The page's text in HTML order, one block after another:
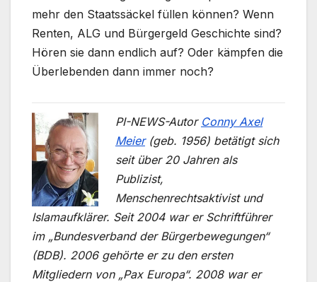
mehr den Staatssäckel füllen können? Wenn
Renten, ALG und Bürgergeld Geschichte sind?
Hören sie dann endlich auf? Oder kämpfen die
Überlebenden dann immer noch?
PI-NEWS-Autor Conny Axel
Meier(geb. 1956) betätigt sich
seit über 20 Jahren als
Publizist,
Menschenrechtsaktivist und
Islamaufklärer. Seit 2004 war er Schriftführer
im „Bundesverband der Bürgerbewegungen“
(BDB). 2006 gehörte er zu den ersten
Mitgliedern von „Pax Europa“. 2008 war er